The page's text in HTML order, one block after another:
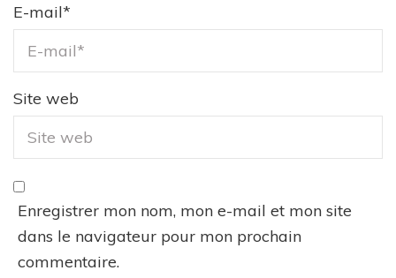
E-mail*
Site web
Enregistrer mon nom, mon e-mail et mon site
dans le navigateur pour mon prochain
commentaire.